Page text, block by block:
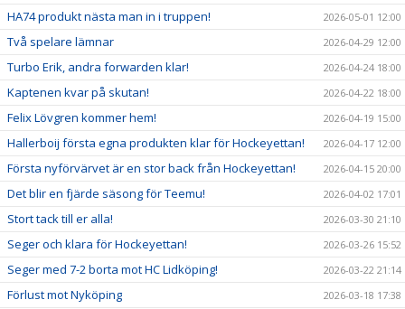
HA74 produkt nästa man in i truppen! 2026-05-01 12:00
Två spelare lämnar 2026-04-29 12:00
Turbo Erik, andra forwarden klar! 2026-04-24 18:00
Kaptenen kvar på skutan! 2026-04-22 18:00
Felix Lövgren kommer hem! 2026-04-19 15:00
Hallerboij första egna produkten klar för Hockeyettan! 2026-04-17 12:00
Första nyförvärvet är en stor back från Hockeyettan! 2026-04-15 20:00
Det blir en fjärde säsong för Teemu! 2026-04-02 17:01
Stort tack till er alla! 2026-03-30 21:10
Seger och klara för Hockeyettan! 2026-03-26 15:52
Seger med 7-2 borta mot HC Lidköping! 2026-03-22 21:14
Förlust mot Nyköping 2026-03-18 17:38